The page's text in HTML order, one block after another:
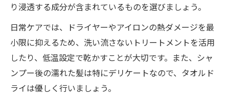
り浸透する成分が含まれているものを選びましょう。
日常ケアでは、ドライヤーやアイロンの熱ダメージを最
小限に抑えるため、洗い流さないトリートメントを活用
したり、低温設定で乾かすことが大切です。また、シャ
ンプー後の濡れた髪は特にデリケートなので、タオルド
ライは優しく行いましょう。